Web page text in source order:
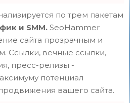
по трем пакетам
и SMM. SeoHammer
сайта прозрачным и
Ссылки, вечные ссылки,
пресс-релизы -
потенциал
вашего сайта.